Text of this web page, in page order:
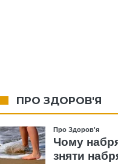
ПРО ЗДОРОВ'Я